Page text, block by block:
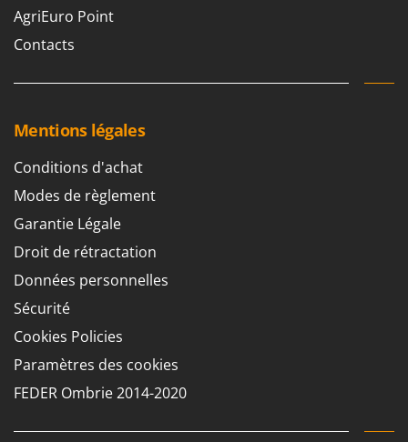
AgriEuro Point
Contacts
Mentions légales
Conditions d'achat
Modes de règlement
Garantie Légale
Droit de rétractation
Données personnelles
Sécurité
Cookies Policies
Paramètres des cookies
FEDER Ombrie 2014-2020